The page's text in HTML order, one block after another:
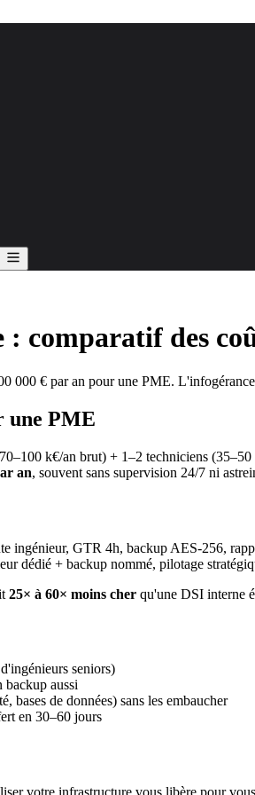
comparatif des
000 € par an pour une PME.
une PME
k€/an brut) + 1–2 techniciens
an, souvent sans supervision 24/7 ni
ingénieur, GTR 4h, backup AES-256,
dédié + backup nommé, pilotage
25× à 60× moins cher qu'une DSI interne
seniors)
backup aussi
bases de données) sans les embaucher
en 30–60 jours